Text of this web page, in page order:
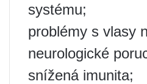
systému;
problémy s vlasy
neurologické
snížená imunita;